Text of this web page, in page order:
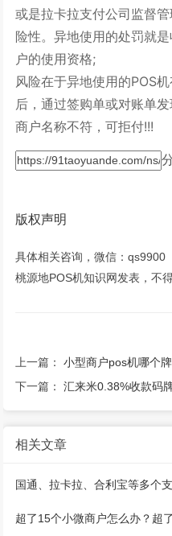
或是拉卡拉支付公司监督
险性。异地使用的处罚就
户的使用资格;
风险在于异地使用的POS
后，通过签购单或对账单
商户名称不符，可拒付!!!
版权声明
具体相关咨询，微信：qs9900
桃源地POS机知识网发表，不得
上一篇：小型商户pos机哪个
下一篇：汇来米0.38%收款码牌
相关文章
国通、拉卡拉、合利宝等多个支
付公司推出微智能pos机
超了15个小微商户怎么办？超了